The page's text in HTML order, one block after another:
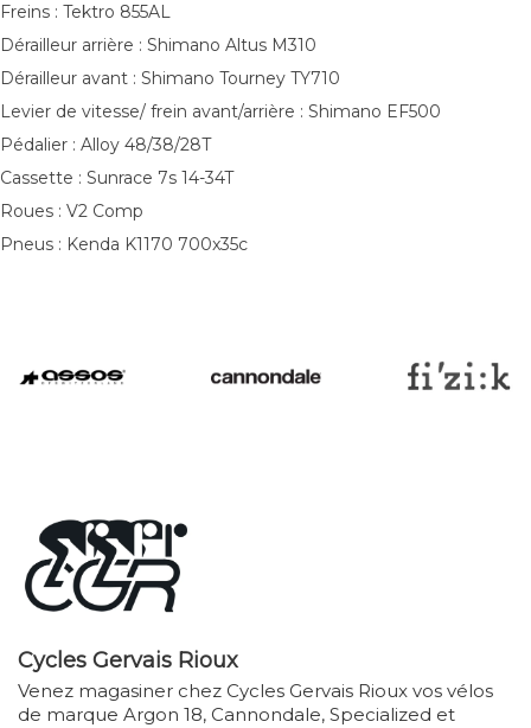
Freins : Tektro 855AL
Dérailleur arrière : Shimano Altus M310
Dérailleur avant : Shimano Tourney TY710
Levier de vitesse/ frein avant/arrière : Shimano EF500
Pédalier : Alloy 48/38/28T
Cassette : Sunrace 7s 14-34T
Roues : V2 Comp
Pneus : Kenda K1170 700x35c
Cycles Gervais Rioux
Venez magasiner chez Cycles Gervais Rioux vos vélos
de marque Argon 18, Cannondale, Specialized et